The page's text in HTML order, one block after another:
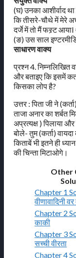
(घ) उनका आशीर्वाद था
कि तीसरे-चौथे में मेरे
दर्जे में तो मैं फस्र्ट
(ङ) उस साल
साधारण वाक्य
प्रश्न 4. निम्नलिखित
और बताइए कि इसमें
किसका लोप है?
उत्तर : पिता जी ने
ताजा अनार का शर्बत
अप्रत्यक्ष ) पिलाया
बोले- तुम (कर्ता)
किताबें भी इतने ही
की चिन्ता मिटाओगे।
Other
Chapter 1
वीणावादिनी
Chapter 2
काकी
Chapter 3
सच्ची वीरता
Chapter 4